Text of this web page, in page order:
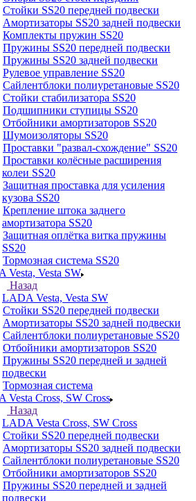
Стойки SS20 передней подвески
Амортизаторы SS20 задней подвески
Комплекты пружин SS20
Пружины SS20 передней подвески
Пружины SS20 задней подвески
Рулевое управление SS20
Сайлентблоки полиуретановые SS20
Стойки стабилизатора SS20
Подшипники ступицы SS20
Отбойники амортизаторов SS20
Шумоизоляторы SS20
Проставки "развал-схождение" SS20
Проставки колёсные расширения
колеи SS20
Защитная проставка для усиления
кузова SS20
Крепление штока заднего
амортизатора SS20
Защитная оплётка витка пружины
SS20
Тормозная система SS20
Vesta, Vesta SW
Назад
LADA Vesta, Vesta SW
Стойки SS20 передней подвески
Амортизаторы SS20 задней подвески
Сайлентблоки полиуретановые SS20
Отбойники амортизаторов SS20
Пружины SS20 передней и задней
подвески
Тормозная система
Vesta Cross, SW Cross
Назад
LADA Vesta Cross, SW Cross
Стойки SS20 передней подвески
Амортизаторы SS20 задней подвески
Сайлентблоки полиуретановые SS20
Отбойники амортизаторов SS20
Пружины SS20 передней и задней
подвески